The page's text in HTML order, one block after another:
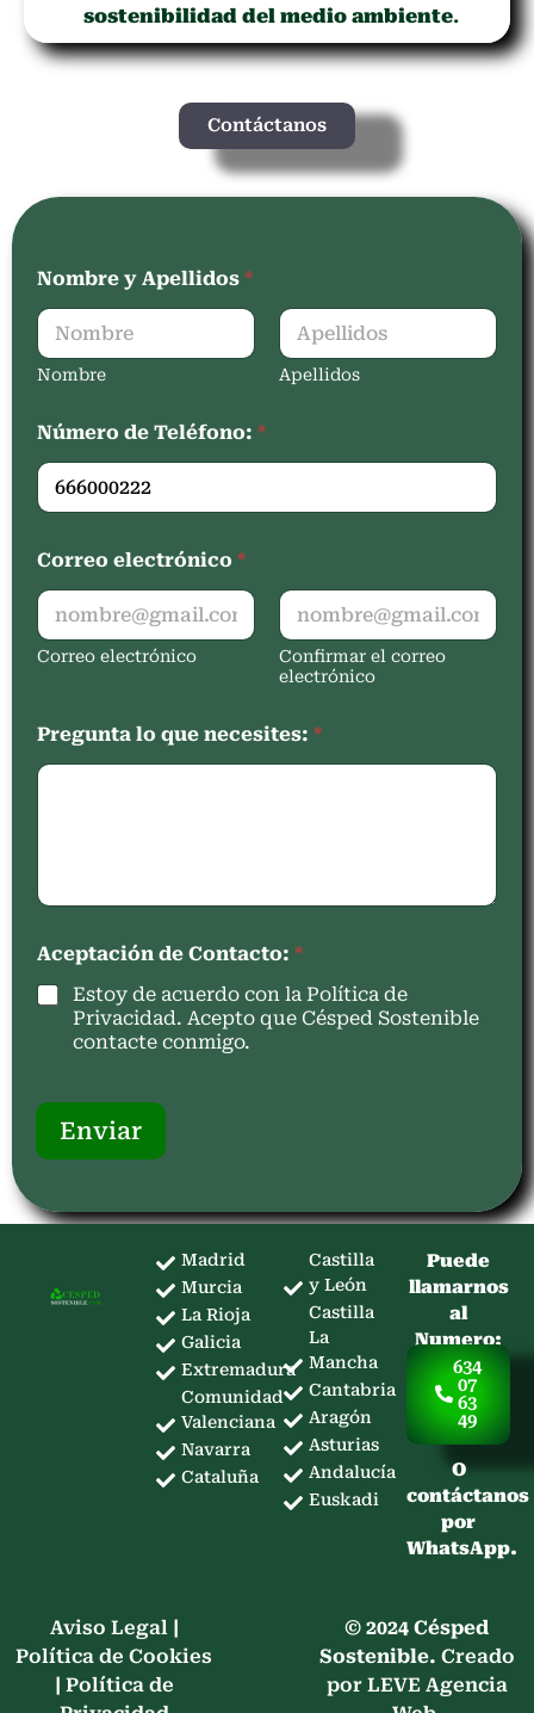
sostenibilidad del medio ambiente.
Contáctanos
Nombre y Apellidos *
Nombre Apellidos
Número de Teléfono: *
Correo electrónico *
Correo electrónico
Confirmar el correo
electrónico
Pregunta lo que necesites: *
Aceptación de Contacto: *
Estoy de acuerdo con la Política de
Privacidad. Acepto que Césped Sostenible
contacte conmigo.
Enviar
Madrid
Murcia
La Rioja
Galicia
Extremadura
Comunidad
Valenciana
Navarra
Cataluña
Castilla
y León
Castilla
La
Mancha
Cantabria
Aragón
Asturias
Andalucía
Euskadi
Puede
llamarnos
al
Numero:
634
07
63
49
O
contáctanos
por
WhatsApp.
Aviso Legal |
Política de Cookies
| Política de
© 2024 Césped
Sostenible. Creado
por LEVE Agencia